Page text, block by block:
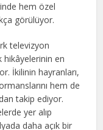
hem özel
görülüyor.
televizyon
hikâyelerinin en
İkilinin hayranları,
hem de
takip ediyor.
yer alıp
daha açık bir